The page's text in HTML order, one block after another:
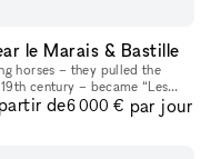
le Marais & Bastille
horses – they pulled the
century – became “Les
packing company. It
de6 000 € par jour